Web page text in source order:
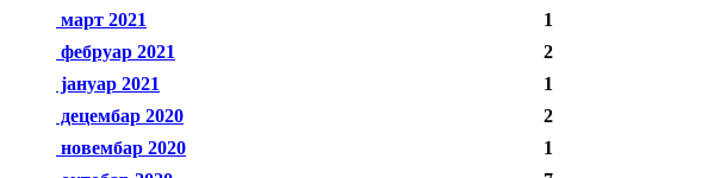
март 2021
1
фебруар 2021
2
јануар 2021
1
децембар 2020
2
новембар 2020
1